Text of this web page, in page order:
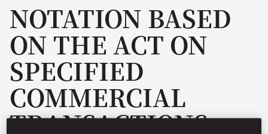
NOTATION BASED
ON THE ACT ON
SPECIFIED
COMMERCIAL
TRANSACTIONS